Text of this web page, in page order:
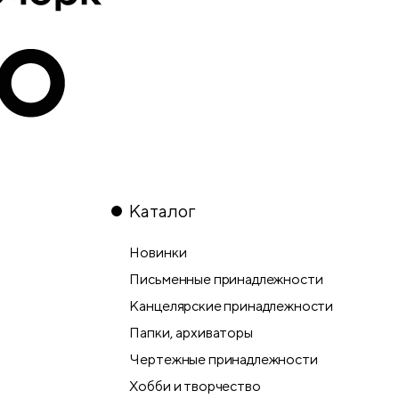
Каталог
Новинки
Письменные принадлежности
Канцелярские принадлежности
Папки, архиваторы
Чертежные принадлежности
Хобби и творчество